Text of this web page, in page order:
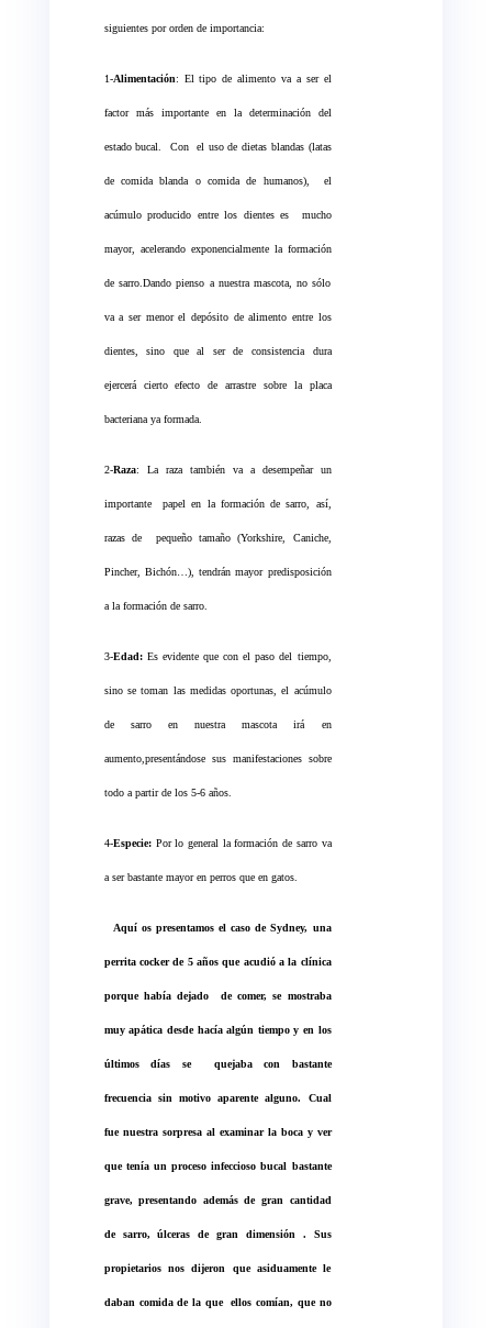
siguientes por orden de importancia:
1-Alimentación: El tipo de alimento va a ser el
factor más importante en la determinación del
estado bucal. Con el uso de dietas blandas (latas
de comida blanda o comida de humanos), el
acúmulo producido entre los dientes es mucho
mayor, acelerando exponencialmente la formación
de sarro.Dando pienso a nuestra mascota, no sólo
va a ser menor el depósito de alimento entre los
dientes, sino que al ser de consistencia dura
ejercerá cierto efecto de arrastre sobre la placa
bacteriana ya formada.
2-Raza: La raza también va a desempeñar un
importante papel en la formación de sarro, así,
razas de pequeño tamaño (Yorkshire, Caniche,
Pincher, Bichón…), tendrán mayor predisposición
a la formación de sarro.
3-Edad: Es evidente que con el paso del tiempo,
sino se toman las medidas oportunas, el acúmulo
de sarro en nuestra mascota irá en
aumento,presentándose sus manifestaciones sobre
todo a partir de los 5-6 años.
4-Especie:Por lo general la formación de sarro va
a ser bastante mayor en perros que en gatos.
Aquí os presentamos el caso de Sydney, una
perrita cocker de 5 años que acudió a la clínica
porque había dejado de comer, se mostraba
muy apática desde hacía algún tiempo y en los
últimos días se quejaba con bastante
frecuencia sin motivo aparente alguno. Cual
fue nuestra sorpresa al examinar la boca y ver
que tenía un proceso infeccioso bucal bastante
grave, presentando además de gran cantidad
de sarro, úlceras de gran dimensión . Sus
propietarios nos dijeron que asiduamente le
daban comida de la que ellos comían, que no